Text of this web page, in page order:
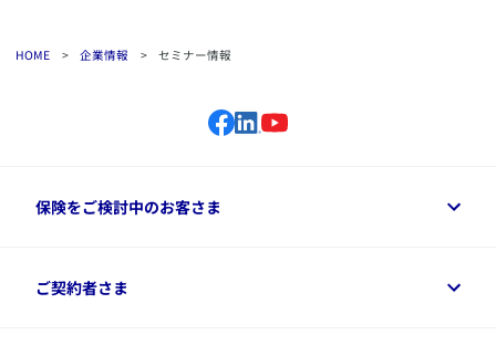
HOME > 企業情報 > セミナー情報
保険をご検討中のお客さま
保険をご検討中のお客さまトップ
ご契約者さま